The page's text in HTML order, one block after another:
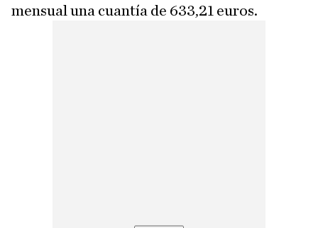
mensual una cuantía de 633,21 euros.